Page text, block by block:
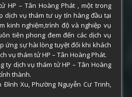
HP – Tân Hoàng Phát , một trong
dịch vụ thám tư uy tín hàng đầu tại
kinh nghiệm,trình độ và nghiệp vụ
tiên phong đem đến các dịch vụ
ứng sự hài lòng tuyệt đối khi khách
vụ thám tử HP – Tân Hoàng Phát.
ty dịch vụ thám tử HP – Tân Hoàng
thành.
Đình Xu, Phường Nguyễn Cư Trinh,